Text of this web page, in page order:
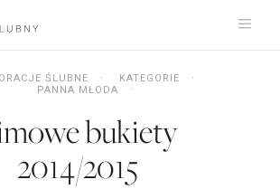
ŚLUBNE
KATEGORIE
PANNA MŁODA
bukiety
2014/2015